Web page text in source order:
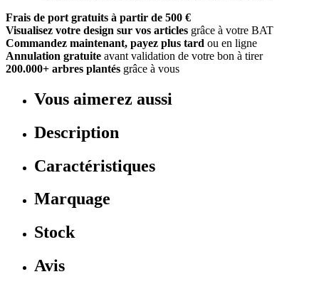
Frais de port gratuits à partir de 500 €
Visualisez votre design sur vos articles grâce à votre BAT
Commandez maintenant, payez plus tard ou en ligne
Annulation gratuite avant validation de votre bon à tirer
200.000+ arbres plantés grâce à vous
Vous aimerez aussi
Description
Caractéristiques
Marquage
Stock
Avis